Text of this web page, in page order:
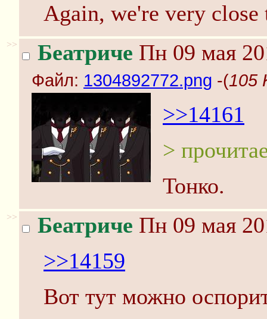
Again, we're very close
>> Беатриче Пн 09 мая
Файл: 1304892772.png -(105
>>14161
>
Тонко.
>> Беатриче Пн 09 мая
>>14159
Вот тут можно